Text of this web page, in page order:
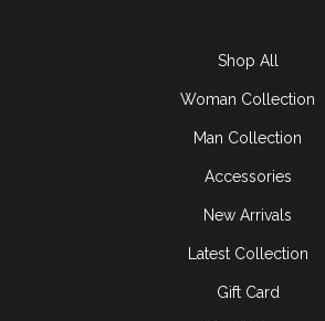
Shop All
Woman Collection
Man Collection
Accessories
New Arrivals
Latest Collection
Gift Card